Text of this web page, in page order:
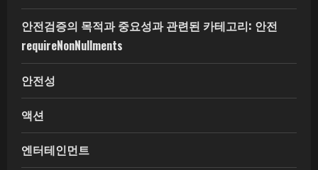
안전검증의 목적과 중요성과 관련된 카테고리: 안전
requireNonNullments
안전성
액션
엔터테인먼트